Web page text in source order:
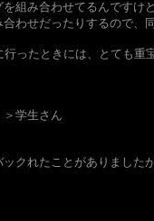
組み合わせてるんですけ
わせだったりするので
行ったときには、とても
学生さん
クれたことがありまし